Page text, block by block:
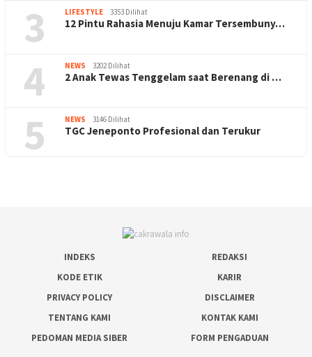
3 LIFESTYLE 3353 Dilihat
12 Pintu Rahasia Menuju Kamar Tersembuny…
4 NEWS 3202 Dilihat
2 Anak Tewas Tenggelam saat Berenang di …
5 NEWS 3146 Dilihat
TGC Jeneponto Profesional dan Terukur
INDEKS
REDAKSI
KODE ETIK
KARIR
PRIVACY POLICY
DISCLAIMER
TENTANG KAMI
KONTAK KAMI
PEDOMAN MEDIA SIBER
FORM PENGADUAN